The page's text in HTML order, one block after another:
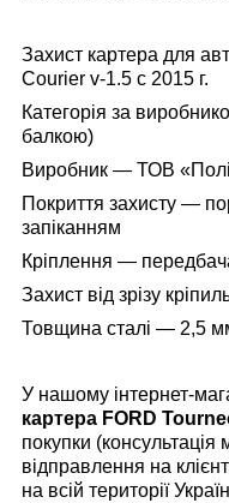
Захист картера для
Courier v-1.5 с 2015 г.
Категорія за
балкою)
Виробник — ТОВ
Покриття захисту —
запіканням
Кріплення —
Захист від зрізу
Товщина сталі — 2,5
У нашому інтернет-
картера FORD
покупки
відправлення на
на всій території